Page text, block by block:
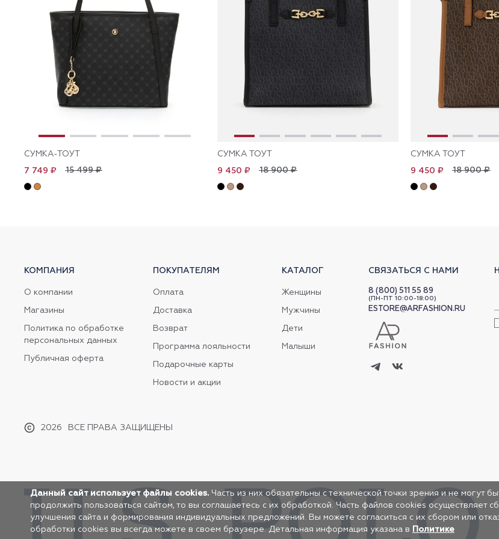
СУМКА-ТОУТ
15 499 ₽
7 749 ₽
СУМКА ТОУТ
18 900 ₽
9 450 ₽
СУМКА ТОУТ
18 900 ₽
9 450 ₽
КОМПАНИЯ
О компании
Магазины
Политика по обработке
персональных данных
Публичная оферта
2026 ВСЕ ПРАВА ЗАЩИЩЕНЫ
ПОКУПАТЕЛЯМ
Оплата
Доставка
Возврат
Программа лояльности
Подарочные карты
Новости и акции
КАТАЛОГ
Женщины
Мужчины
Дети
Малыши
СВЯЗАТЬСЯ С НАМИ
8 (800) 511 55 89
(ПН-ПТ 10:00-18:00)
ESTORE@ARFASHION.RU
Данный сайт использует файлы cookies. Часть из них обязательны с технической точки зрения и не могут
продолжить пользоваться сайтом, то вы соглашаетесь с их обработкой. Часть файлов cookies осуществляет
улучшения сайта и формирования индивидуальных предложений. Вы можете согласиться с их сбором или
обработки cookies вы всегда можете в своем браузере. Детальная информация указана в Политике